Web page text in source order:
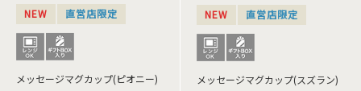
NEW 直営店限定
メッセージマグカップ(ピオニー)
NEW 直営店限定
メッセージマグカップ(スズラン)